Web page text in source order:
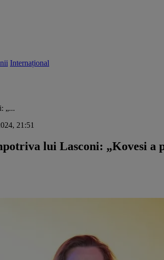
Internațional
„...
21:51
lui Lasconi: „Kovesi